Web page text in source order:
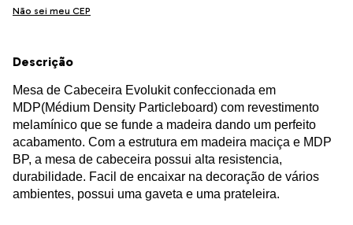
Não sei meu CEP
Descrição
Mesa de Cabeceira Evolukit confeccionada em
MDP(Médium Density Particleboard) com revestimento
melamínico que se funde a madeira dando um perfeito
acabamento. Com a estrutura em madeira maciça e MDP
BP, a mesa de cabeceira possui alta resistencia,
durabilidade. Facil de encaixar na decoração de vários
ambientes, possui uma gaveta e uma prateleira.